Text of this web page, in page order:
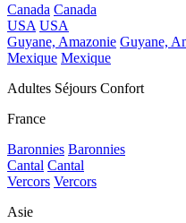
Canada Canada
USA USA
Guyane, Amazonie Guyane,
Mexique Mexique
Adultes Séjours Confort
France
Baronnies Baronnies
Cantal Cantal
Vercors Vercors
Asie